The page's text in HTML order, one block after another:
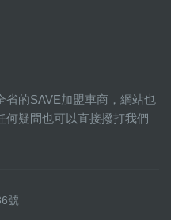
省的SAVE加盟車商，網站也
何疑問也可以直接撥打我們
號